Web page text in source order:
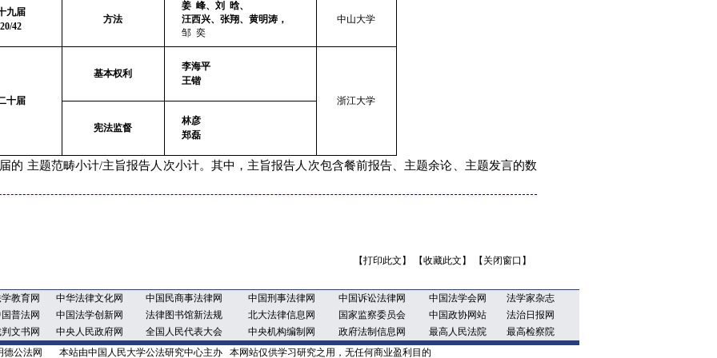
九届
20/42
方法
姜 峰、刘 晗、
汪西兴、张翔、黄明涛，
邹 奕
中山大学
十届
基本权利
李海平
王锴
浙江大学
宪法监督
林彦
郑磊
的 主题范畴小计/主旨报告人次小计。其中，主旨报告人次包含餐前报告、主题余论、主题发言的数
【打印此文】 【收藏此文】 【关闭窗口】
教育网 中华法律文化网 中国民商事法律网 中国刑事法律网 中国诉讼法律网 中国法学会网
法学家杂志
普法网
中国法学创新网 法律图书馆新法规 北大法律信息网 国家监察委员会 中国政协网站
法治日报网
文书网
中央人民政府网 全国人民代表大会 中央机构编制网 政府法制信息网 最高人民法院
最高检察院
德公法网 本站由中国人民大学公法研究中心主办
本网站仅供学习研究之用，无任何商业盈利目的